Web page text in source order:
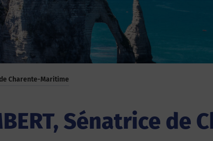
Charente-Maritime
Sénatrice de